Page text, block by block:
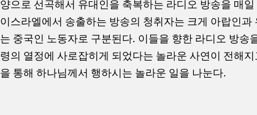
양으로 선곡해서 유대인을 축복하는 라디오 방송을 매
이스라엘에서 송출하는 방송의 청취자는 크게 아랍인
는 중국인 노동자로 구분된다. 이들을 향한 라디오 방
령의 열정에 사로잡히게 되었다는 놀라운 사연이 전해
을 통해 하나님께서 행하시는 놀라운 일을 나눈다.